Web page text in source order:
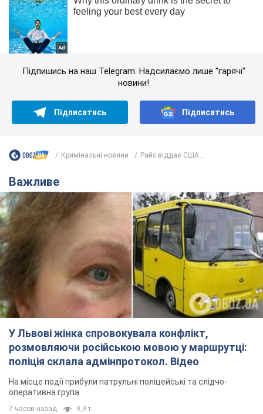
Підпишись на наш Telegram. Надсилаємо лише "гарячі"
новини!
Підписатись Підписатись
Кримінальні новини Райс віддає США...
Важливе
У Львові жінка спровокувала конфлікт,
розмовляючи російською мовою у маршрутці:
поліція склала адмінпротокол. Відео
На місце події прибули патрульні поліцейські та слідчо-
оперативна група
7 часов назад 9,9 т.